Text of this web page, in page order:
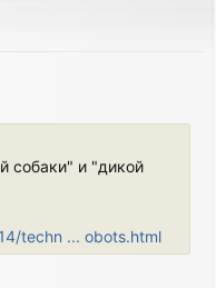
собаки" и "дикой
techn ... obots.html